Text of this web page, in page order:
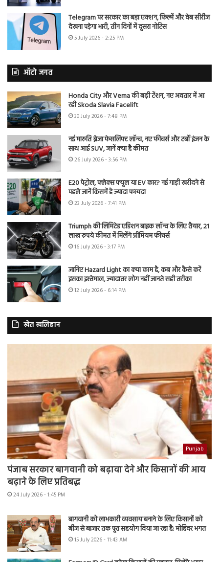
Telegram पर सरकार का बड़ा एक्शन, फिल्में और वेब सीरीज
देखना पड़ेगा भारी, तीन दिनों में दूसरा नोटिस
5 July 2026 - 2:25 PM
ऑटो जगत
Honda City और Verna की बढ़ी टेंशन, नए अवतार में आ
रही Skoda Slavia Facelift
30 July 2026 - 7:48 PM
नई मारुति ब्रेजा फेसलिफ्ट लॉन्च, नए फीचर्स और टर्बो इंजन के
साथ आई SUV, जानें क्या है कीमत
26 July 2026 - 3:56 PM
E20 पेट्रोल, फ्लेक्स फ्यूल या EV कार? नई गाड़ी खरीदने से
पहले जानें किसमें है ज्यादा फायदा
23 July 2026 - 7:41 PM
Triumph की लिमिटेड एडिशन बाइक लॉन्च के लिए तैयार, 21
लाख रुपये कीमत में मिलेंगे प्रीमियम फीचर्स
16 July 2026 - 3:17 PM
जानिए Hazard Light का क्या काम है, कब और कैसे करें
इसका इस्तेमाल, ज्यादातर लोग नहीं जानते सही तरीका
12 July 2026 - 6:14 PM
खेत खलिहान
Punjab
पंजाब सरकार बागवानी को बढ़ावा देने और किसानों की आय
बढ़ाने के लिए प्रतिबद्ध
24 July 2026 - 1:45 PM
बागवानी को लाभकारी व्यवसाय बनाने के लिए किसानों को
बीज से बाजार तक पूरा सहयोग दिया जा रहा है: मोहिंदर भगत
15 July 2026 - 11:43 AM